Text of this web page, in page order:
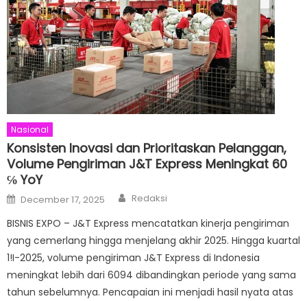
Nasional
Konsisten Inovasi dan Prioritaskan Pelanggan,
Volume Pengiriman J&T Express Meningkat 60
℅ YoY
Posted
on
December 17, 2025 Author
Redaksi
BISNIS EXPO – J&T Express mencatatkan kinerja pengiriman
yang cemerlang hingga menjelang akhir 2025. Hingga kuartal
1!I-2025, volume pengiriman J&T Express di Indonesia
meningkat lebih dari 6094 dibandingkan periode yang sama
tahun sebelumnya. Pencapaian ini menjadi hasil nyata atas